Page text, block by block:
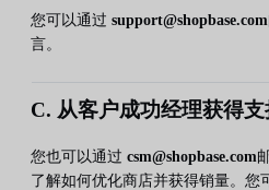
您可以通过 support@shopbase.com
言。
C. 从客户成功经理获得支
您也可以通过 csm@shopbase.com
了解如何优化商店并获得销量。您